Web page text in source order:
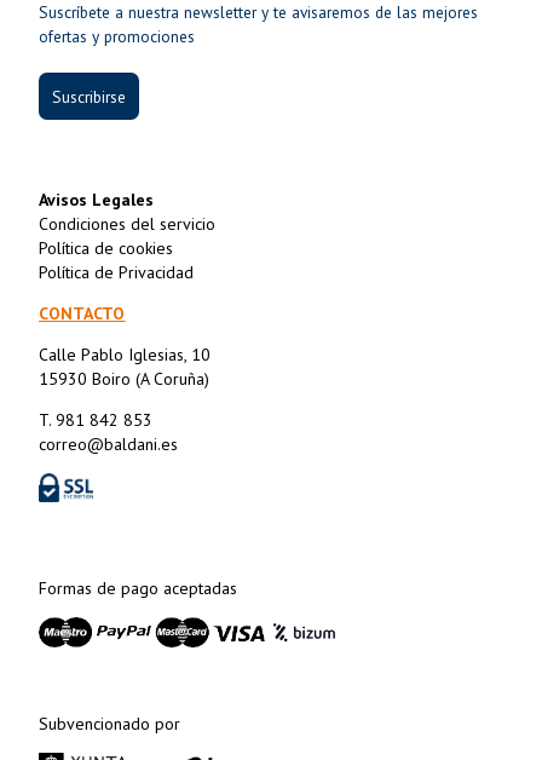
Suscríbete a nuestra newsletter y te avisaremos de las mejores
ofertas y promociones
Suscribirse
Avisos Legales
Condiciones del servicio
Política de cookies
Política de Privacidad
CONTACTO
Calle Pablo Iglesias, 10
15930 Boiro (A Coruña)
T. 981 842 853
correo@baldani.es
Formas de pago aceptadas
Subvencionado por